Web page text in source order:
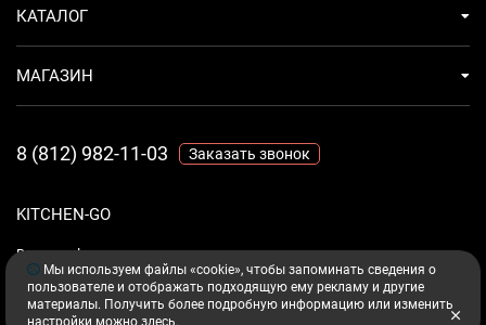
KITCHEN-GO
Ваш комфорт - дело техники.
КАТАЛОГ
МАГАЗИН
8 (812) 982-11-03 Заказать звонок
Мы используем файлы «cookie», чтобы запоминать сведения о
пользователе и отображать подходящую ему рекламу и другие
материалы. Получить более подробную информацию или изменить
настройки можно здесь.